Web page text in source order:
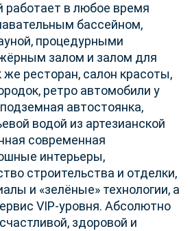
работает в любое время
бассейном,
процедурными
залом и залом для
же ресторан, салон красоты,
ретро автомобили у
автостоянка,
водой из артезианской
современная
интерьеры,
строительства и отделки,
и «зелёные» технологии, а
VIP-уровня. Абсолютно
здоровой и